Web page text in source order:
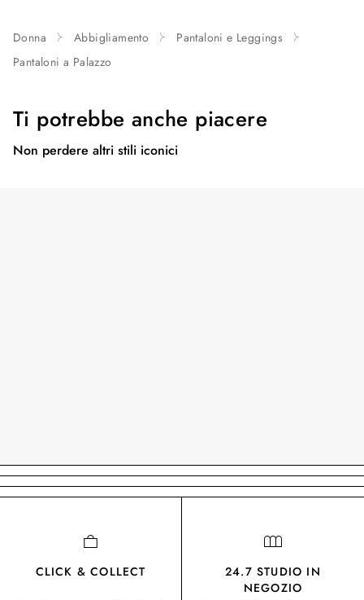
Donna Abbigliamento
Pantaloni e Leggings
Pantaloni a Palazzo
Ti potrebbe anche piacere
Non perdere altri stili iconici
CLICK & COLLECT
24.7 STUDIO IN
NEGOZIO